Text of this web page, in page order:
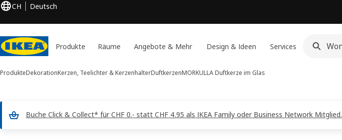
CH Deutsch
Produkte Räume Angebote & Mehr Design & Ideen Services
ProdukteDekorationKerzen, Teelichter & KerzenhalterDuftkerzenMORKULLADuftkerze im Glas
Buche Click & Collect* für CHF 0.- statt CHF 4.95 als IKEA Family oder Business Network Mitglied.